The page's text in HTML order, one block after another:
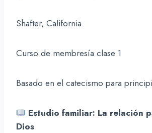
Shafter, California
Curso de membresía clase 1
Basado en el catecismo para
Estudio familiar: La relación
Dios